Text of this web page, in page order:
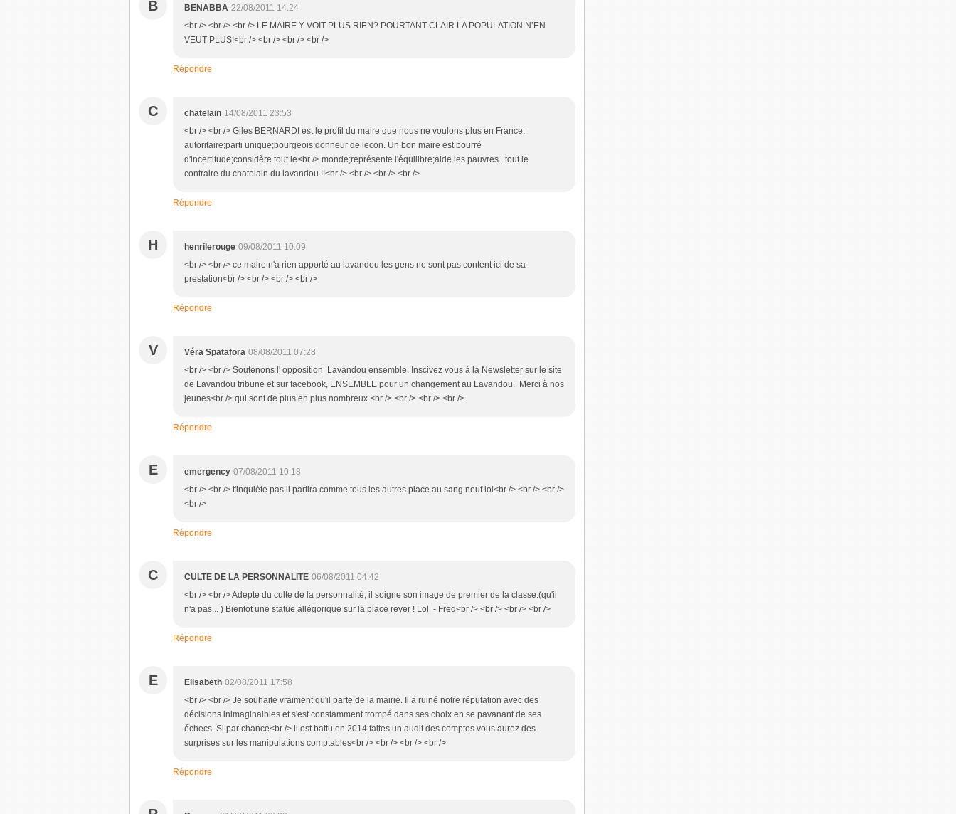
B BENABBA 22/08/2011 14:24
<br /> <br /> <br /> LE MAIRE Y VOIT PLUS RIEN? POURTANT CLAIR LA POPULATION N’EN
VEUT PLUS!<br /> <br /> <br /> <br />
Répondre
C chatelain 14/08/2011 23:53
<br /> <br /> Giles BERNARDI est le profil du maire que nous ne voulons plus en France:
autoritaire;parti unique;bourgeois;donneur de lecon. Un bon maire est bourré
d'incertitude;considère tout le<br /> monde;représente l'équilibre;aide les pauvres...tout le
contraire du chatelain du lavandou !!<br /> <br /> <br /> <br />
Répondre
H henrilerouge 09/08/2011 10:09
<br /> <br /> ce maire n'a rien apporté au lavandou les gens ne sont pas content ici de sa
prestation<br /> <br /> <br /> <br />
Répondre
V Véra Spatafora 08/08/2011 07:28
<br /> <br /> Soutenons l' opposition Lavandou ensemble. Inscivez vous à la Newsletter sur le site
de Lavandou tribune et sur facebook, ENSEMBLE pour un changement au Lavandou. Merci à nos
jeunes<br /> qui sont de plus en plus nombreux.<br /> <br /> <br /> <br />
Répondre
E emergency 07/08/2011 10:18
<br /> <br /> t'inquiète pas il partira comme tous les autres place au sang neuf lol<br /> <br /> <br />
<br />
Répondre
C CULTE DE LA PERSONNALITE 06/08/2011 04:42
<br /> <br /> Adepte du culte de la personnalité, il soigne son image de premier de la classe.(qu'il
n'a pas... ) Bientot une statue allégorique sur la place reyer ! Lol - Fred<br /> <br /> <br /> <br />
Répondre
E Elisabeth 02/08/2011 17:58
<br /> <br /> Je souhaite vraiment qu'il parte de la mairie. Il a ruiné notre réputation avec des
décisions inimaginalbles et s'est constamment trompé dans ses choix en se pavanant de ses
échecs. Si par chance<br /> il est battu en 2014 faites un audit des comptes vous aurez des
surprises sur les manipulations comptables<br /> <br /> <br /> <br />
Répondre